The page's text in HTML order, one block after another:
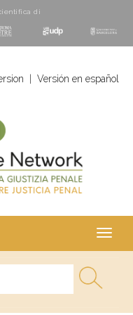
di
Versión en español